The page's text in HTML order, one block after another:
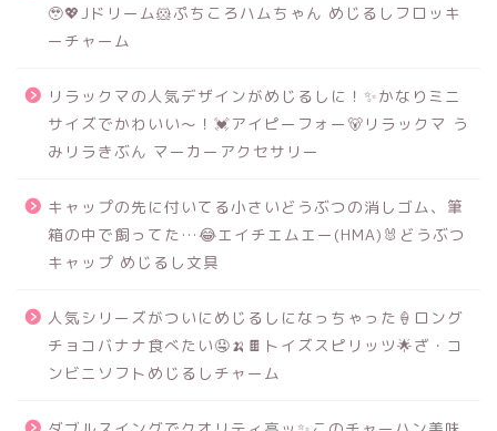
🥹💖Jドリーム🐹ぷちころハムちゃん めじるしフロッキ
ーチャーム
リラックマの人気デザインがめじるしに！✨かなりミニ
サイズでかわいい～！💓アイピーフォー🐻リラックマ う
みリラきぶん マーカーアクセサリー
キャップの先に付いてる小さいどうぶつの消しゴム、筆
箱の中で飼ってた…😂エイチエムエー(HMA)🐰どうぶつ
キャップ めじるし文具
人気シリーズがついにめじるしになっちゃった🍦ロング
チョコバナナ食べたい🤤🍌🍫トイズスピリッツ🌟ざ・コ
ンビニソフトめじるしチャーム